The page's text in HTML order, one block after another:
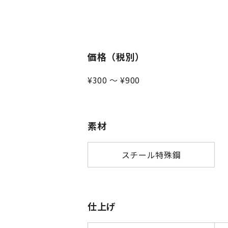
価格（税別）
¥300 ～ ¥900
素材
スチール特殊鋼
仕上げ